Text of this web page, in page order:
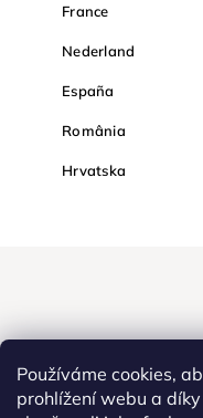
Používáme cookies,
prohlížení webu a
France
Nederland
España
România
Hrvatska